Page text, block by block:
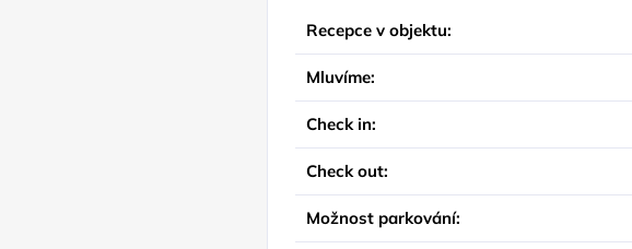
Recepce v objektu:
Mluvíme:
Check in:
Check out:
Možnost parkování: